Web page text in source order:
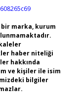
marka, kurum
haber niteliği
hakkında
ve kişiler ile isim
bilgiler